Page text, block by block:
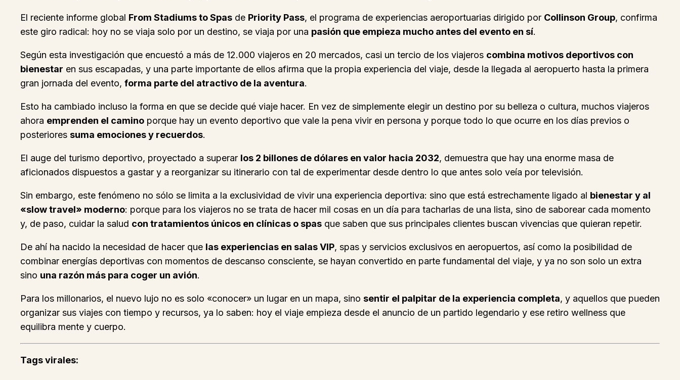
El reciente informe global From Stadiums to Spas de Priority Pass, el programa de experiencias aeroportuarias dirigido por Collinson Group, confirma
este giro radical: hoy no se viaja solo por un destino, se viaja por una pasión que empieza mucho antes del evento en sí.
Según esta investigación que encuestó a más de 12.000 viajeros en 20 mercados, casi un tercio de los viajeros combina motivos deportivos con
bienestar en sus escapadas, y una parte importante de ellos afirma que la propia experiencia del viaje, desde la llegada al aeropuerto hasta la primera
gran jornada del evento, forma parte del atractivo de la aventura.
Esto ha cambiado incluso la forma en que se decide qué viaje hacer. En vez de simplemente elegir un destino por su belleza o cultura, muchos viajeros
ahora emprenden el camino porque hay un evento deportivo que vale la pena vivir en persona y porque todo lo que ocurre en los días previos o
posteriores suma emociones y recuerdos.
El auge del turismo deportivo, proyectado a superar los 2 billones de dólares en valor hacia 2032, demuestra que hay una enorme masa de
aficionados dispuestos a gastar y a reorganizar su itinerario con tal de experimentar desde dentro lo que antes solo veía por televisión.
Sin embargo, este fenómeno no sólo se limita a la exclusividad de vivir una experiencia deportiva: sino que está estrechamente ligado al bienestar y al
«slow travel» moderno: porque para los viajeros no se trata de hacer mil cosas en un día para tacharlas de una lista, sino de saborear cada momento
y, de paso, cuidar la salud con tratamientos únicos en clínicas o spas que saben que sus principales clientes buscan vivencias que quieran repetir.
De ahí ha nacido la necesidad de hacer que las experiencias en salas VIP, spas y servicios exclusivos en aeropuertos, así como la posibilidad de
combinar energías deportivas con momentos de descanso consciente, se hayan convertido en parte fundamental del viaje, y ya no son solo un extra
sino una razón más para coger un avión.
Para los millonarios, el nuevo lujo no es solo «conocer» un lugar en un mapa, sino sentir el palpitar de la experiencia completa, y aquellos que pueden
organizar sus viajes con tiempo y recursos, ya lo saben: hoy el viaje empieza desde el anuncio de un partido legendario y ese retiro wellness que
equilibra mente y cuerpo.
Tags virales: